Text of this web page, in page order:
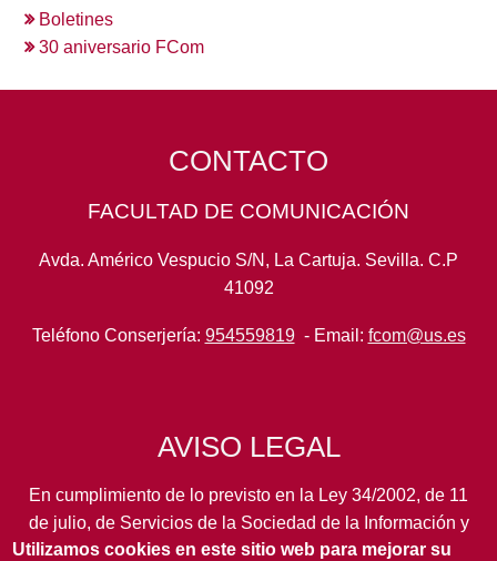
Boletines
30 aniversario FCom
CONTACTO
FACULTAD DE COMUNICACIÓN
Avda. Américo Vespucio S/N, La Cartuja. Sevilla. C.P
41092
Teléfono Conserjería: 954559819- Email: fcom@us.es
AVISO LEGAL
En cumplimiento de lo previsto en la Ley 34/2002, de 11
de julio, de Servicios de la Sociedad de la Información y
de Comercio Electrónico, así como en otras normas de
Utilizamos cookies en este sitio web para mejorar su